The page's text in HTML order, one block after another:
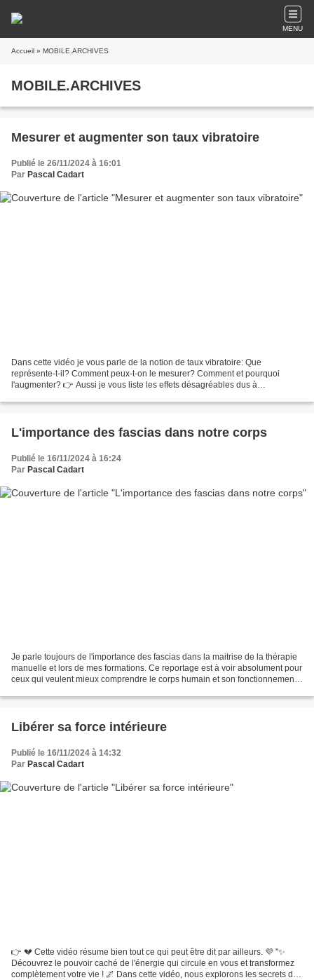
MENU
Accueil » MOBILE.ARCHIVES
MOBILE.ARCHIVES
Mesurer et augmenter son taux vibratoire
Publié le 26/11/2024 à 16:01
Par Pascal Cadart
Dans cette vidéo je vous parle de la notion de taux vibratoire: Que
représente-t-il? Comment peux-t-on le mesurer? Comment et pourquoi
l'augmenter? 👉 Aussi je vous liste les effets désagréables dus à
L'importance des fascias dans notre corps
Publié le 16/11/2024 à 16:24
Par Pascal Cadart
Je parle toujours de l'importance des fascias dans la maitrise de la thérapie
manuelle et lors de mes formations. Ce reportage est à voir absolument pour
ceux qui veulent mieux comprendre le corps humain et son fonctionnement
Libérer sa force intérieure
Publié le 16/11/2024 à 14:32
Par Pascal Cadart
👉 💔 Cette vidéo résume bien tout ce qui peut être dit par ailleurs. 💜 "✨
Découvrez le pouvoir caché de l'énergie qui circule en vous et transformez
complètement votre vie ! 🌌 Dans cette vidéo, nous explorons les secrets de